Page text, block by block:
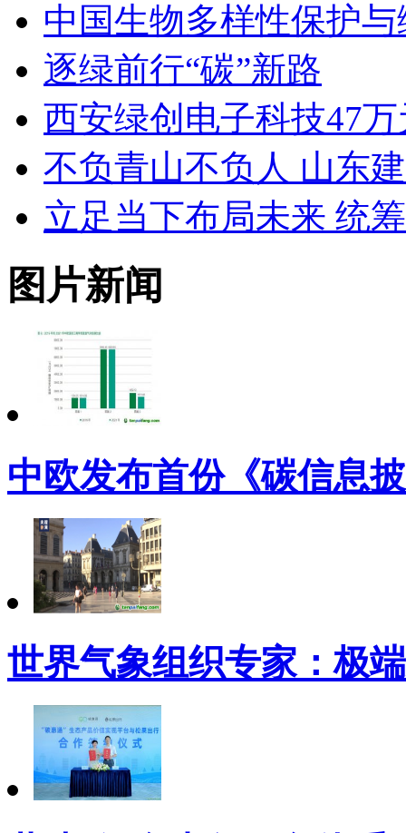
中国生物多样性保护
逐绿前行“碳”新路
西安绿创电子科技47
不负青山不负人 山东
立足当下布局未来 统
图片新闻
中欧发布首份《碳信息
世界气象组织专家：极